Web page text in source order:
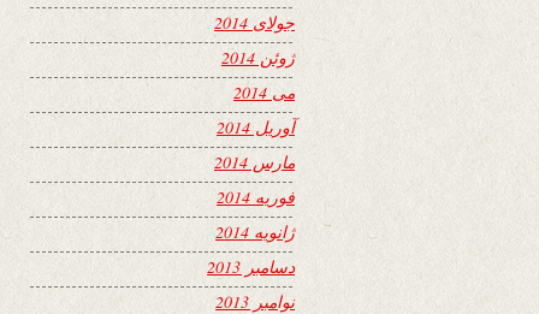
جولای 2014
ژوئن 2014
می 2014
آوریل 2014
مارس 2014
فوریه 2014
ژانویه 2014
دسامبر 2013
نوامبر 2013